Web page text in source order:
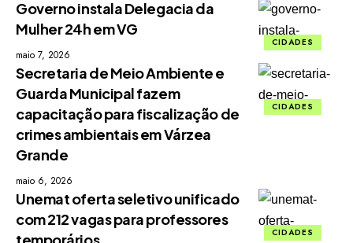
CIDADES
Governo instala Delegacia da
Mulher 24h em VG
maio 7, 2026
CIDADES
Secretaria de Meio Ambiente e
Guarda Municipal fazem
capacitação para fiscalização de
crimes ambientais em Várzea
Grande
maio 6, 2026
CIDADES
Unemat oferta seletivo unificado
com 212 vagas para professores